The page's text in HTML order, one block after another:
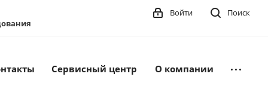
Поиск
Войти
Сервисный центр О компании